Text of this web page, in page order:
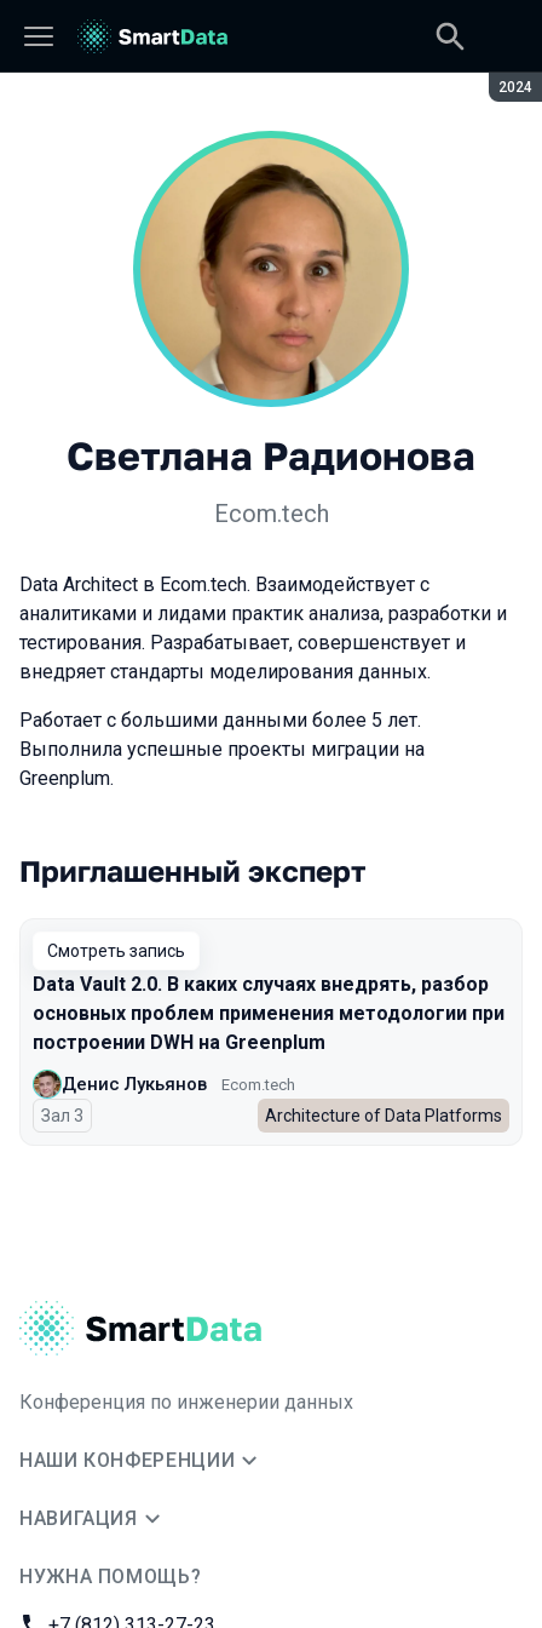
2024
Светлана Радионова
Ecom.tech
Data Architect в Ecom.tech. Взаимодействует с
аналитиками и лидами практик анализа, разработки и
тестирования. Разрабатывает, совершенствует и
внедряет стандарты моделирования данных.
Работает с большими данными более 5 лет.
Выполнила успешные проекты миграции на
Greenplum.
Выступления в сезоне 2024
Приглашенный эксперт
Смотреть запись
Data Vault 2.0. В каких случаях внедрять, разбор
основных проблем применения методологии при
построении DWH на Greenplum
Денис Лукьянов Ecom.tech
Зал 3 Architecture of Data Platforms
Конференция по инженерии данных
НАШИ КОНФЕРЕНЦИИ
НАВИГАЦИЯ
НУЖНА ПОМОЩЬ?